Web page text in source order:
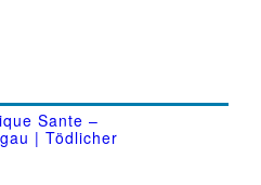
Sante –
| Tödlicher